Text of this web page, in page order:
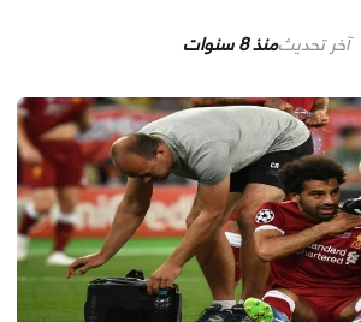
آخر تحديثمنذ 8 سنوات